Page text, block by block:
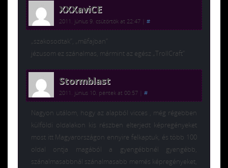
XXXaviCE
2011. június 9. csütörtök at 22:47 #
„szakosodtak”, „műfajban”
jézusom ez szánalmas, mármint az egész „TrollCraft”
Stormblast
2011. június 10. péntek at 00:57 #
Nagyon utálom, hogy az alapból vicces , még régebben
külföldi oldalakon kis részben elterjedt képregényeket
most itt Magyarországon ennyire felkaptuk, és több 100
oldal ontja magából a gyengébbnél gyengébb,
szánalmasabbnál szánalmasabb memés képregényeket,